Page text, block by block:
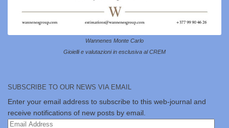
Wannenes Monte Carlo
Gioielli e valutazioni in esclusiva al CREM
SUBSCRIBE TO OUR NEWS VIA EMAIL
Enter your email address to subscribe to this web-journal and
receive notifications of new posts by email.
Email